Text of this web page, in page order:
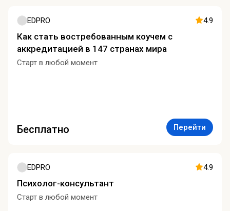
EDPRO 4.9
Как стать востребованным коучем с
аккредитацией в 147 странах мира
Старт в любой момент
Бесплатно Перейти
EDPRO 4.9
Психолог-консультант
Старт в любой момент